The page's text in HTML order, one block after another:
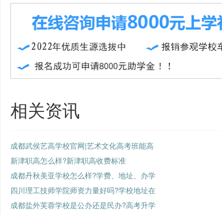
相关资讯
成都武侯艺高学校官网|艺术文化高考班能高
新津职高怎么样?新津职高收费标准
成都丹秋美亚学校怎么样?学费、地址、办学
四川理工技师学院师资力量好吗?学校地址在
成都盐外芙蓉学校是公办还是民办?高考升学